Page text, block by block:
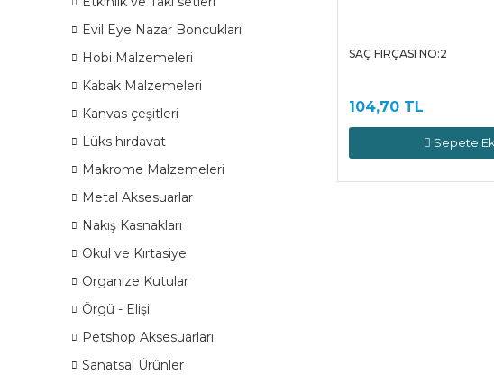
Evil Eye Nazar Boncukları
Hobi Malzemeleri
Kabak Malzemeleri
Kanvas çeşitleri
Lüks hırdavat
Makrome Malzemeleri
Metal Aksesuarlar
Nakış Kasnakları
Okul ve Kırtasiye
Organize Kutular
Örgü - Elişi
Petshop Aksesuarları
Sanatsal Ürünler
SAÇ FIRÇASI NO:2
104,70 TL
Sepete